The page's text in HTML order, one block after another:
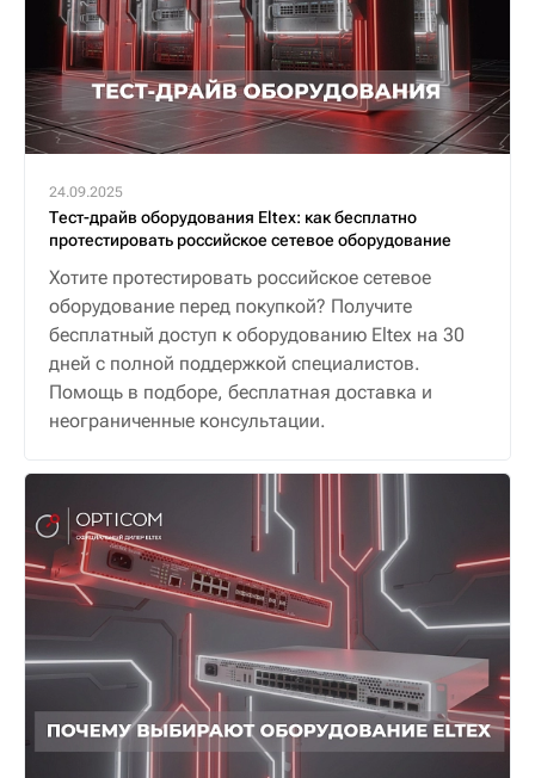
24.09.2025
Тест-драйв оборудования Eltex: как бесплатно
протестировать российское сетевое оборудование
Хотите протестировать российское сетевое
оборудование перед покупкой? Получите
бесплатный доступ к оборудованию Eltex на 30
дней с полной поддержкой специалистов.
Помощь в подборе, бесплатная доставка и
неограниченные консультации.